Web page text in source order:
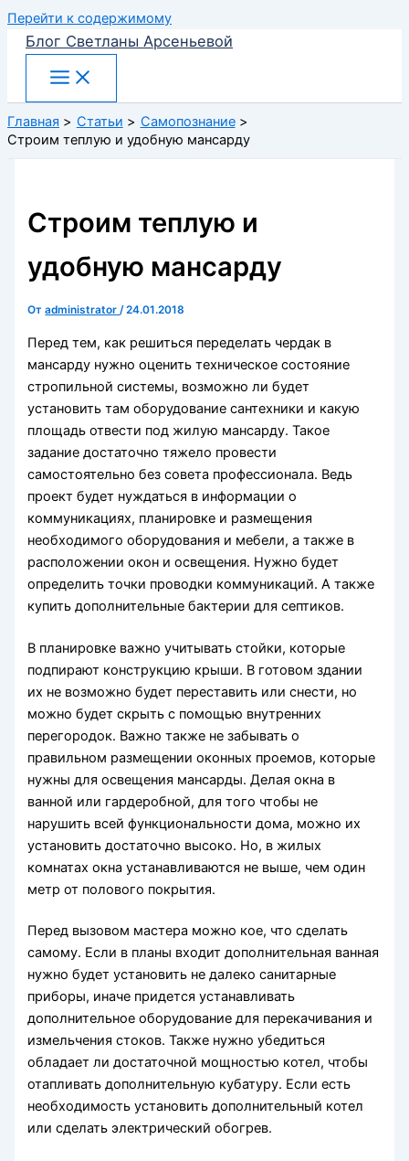
Перейти к содержимому
Блог Светланы Арсеньевой
Главная Статьи
Самопознание
Строим теплую и удобную мансарду
Строим теплую и
удобную мансарду
Отadministrator/24.01.2018
Перед тем, как решиться переделать чердак в
мансарду нужно оценить техническое состояние
стропильной системы, возможно ли будет
установить там оборудование сантехники и какую
площадь отвести под жилую мансарду. Такое
задание достаточно тяжело провести
самостоятельно без совета профессионала. Ведь
проект будет нуждаться в информации о
коммуникациях, планировке и размещения
необходимого оборудования и мебели, а также в
расположении окон и освещения. Нужно будет
определить точки проводки коммуникаций. А также
купить дополнительные бактерии для септиков.
В планировке важно учитывать стойки, которые
подпирают конструкцию крыши. В готовом здании
их не возможно будет переставить или снести, но
можно будет скрыть с помощью внутренних
перегородок. Важно также не забывать о
правильном размещении оконных проемов, которые
нужны для освещения мансарды. Делая окна в
ванной или гардеробной, для того чтобы не
нарушить всей функциональности дома, можно их
установить достаточно высоко. Но, в жилых
комнатах окна устанавливаются не выше, чем один
метр от полового покрытия.
Перед вызовом мастера можно кое, что сделать
самому. Если в планы входит дополнительная ванная
нужно будет установить не далеко санитарные
приборы, иначе придется устанавливать
дополнительное оборудование для перекачивания и
измельчения стоков. Также нужно убедиться
обладает ли достаточной мощностью котел, чтобы
отапливать дополнительную кубатуру. Если есть
необходимость установить дополнительный котел
или сделать электрический обогрев.